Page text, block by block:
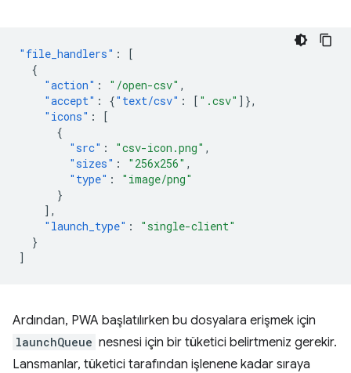
"file_handlers" :
[
{
"action" : "/open-csv" ,
"accept" : {"text/csv" : [ ".csv" ]},
"icons" :
[
{
"src" : "csv-icon.png" ,
"sizes" : "256x256" ,
"type" :
"image/png"
}
],
"launch_type" :
"single-client"
}
]
Ardından, PWA başlatılırken bu dosyalara erişmek için
launchQueue nesnesi için bir tüketici belirtmeniz gerekir.
Lansmanlar, tüketici tarafından işlenene kadar sıraya